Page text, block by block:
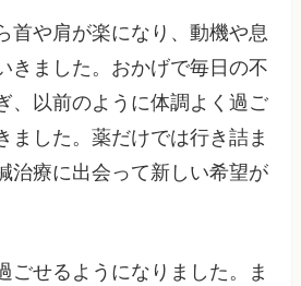
首や肩が楽になり、動機や息
きました。おかげで毎日の不
、以前のように体調よく過ご
ました。薬だけでは行き詰ま
治療に出会って新しい希望が
ごせるようになりました。ま